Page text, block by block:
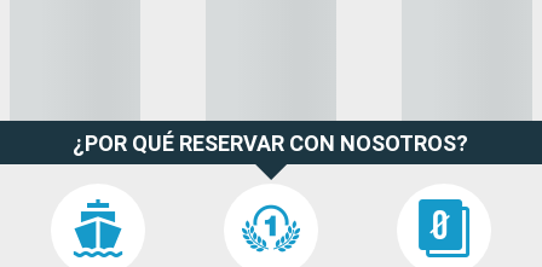
¿POR QUÉ RESERVAR CON NOSOTROS?